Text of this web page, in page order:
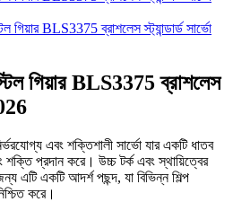
গিয়ার BLS3375 ব্রাশলেস
এবং শক্তিশালী সার্ভো যার একটি ধাতব
শক্তি প্রদান করে। উচ্চ টর্ক এবং স্থায়িত্বের
এটি একটি আদর্শ পছন্দ, যা বিভিন্ন শিল্প
করে।